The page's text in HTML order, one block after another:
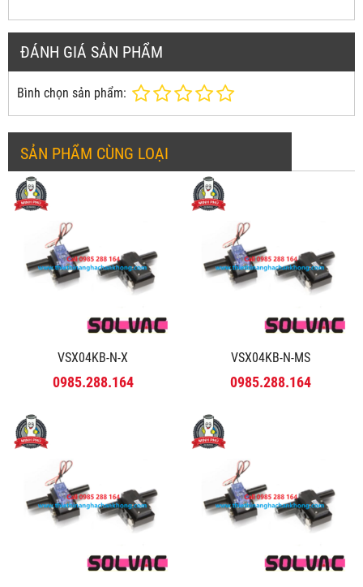
ĐÁNH GIÁ SẢN PHẨM
Bình chọn sản phẩm:
SẢN PHẨM CÙNG LOẠI
VSX04KB-N-X
0985.288.164
VSX04KB-N-MS
0985.288.164